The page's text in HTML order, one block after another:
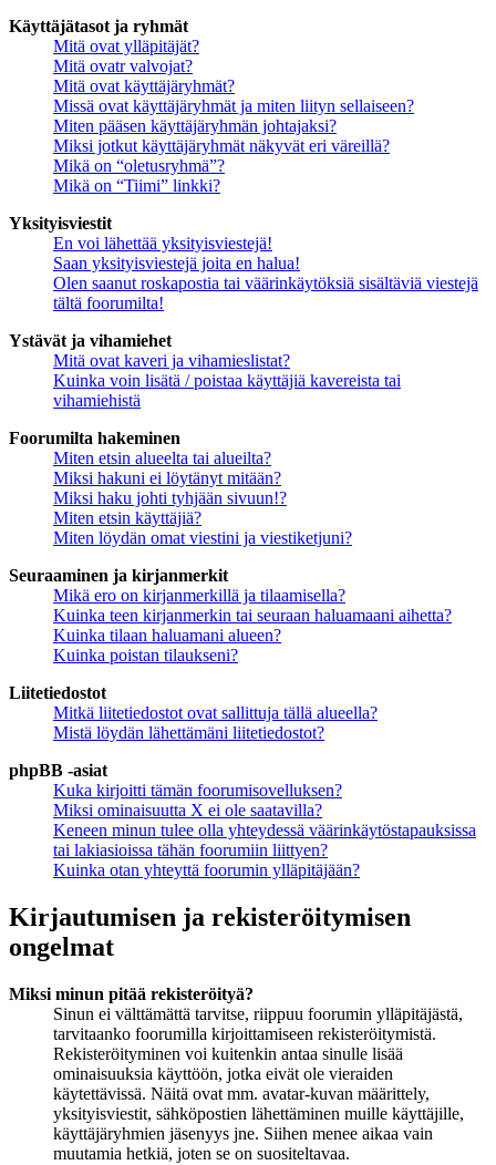
Käyttäjätasot ja ryhmät
Mitä ovat ylläpitäjät?
Mitä ovatr valvojat?
Mitä ovat käyttäjäryhmät?
Missä ovat käyttäjäryhmät ja miten liityn sellaiseen?
Miten pääsen käyttäjäryhmän johtajaksi?
Miksi jotkut käyttäjäryhmät näkyvät eri väreillä?
Mikä on “oletusryhmä”?
Mikä on “Tiimi” linkki?
Yksityisviestit
En voi lähettää yksityisviestejä!
Saan yksityisviestejä joita en halua!
Olen saanut roskapostia tai väärinkäytöksiä sisältäviä viestejä
tältä foorumilta!
Ystävät ja vihamiehet
Mitä ovat kaveri ja vihamieslistat?
Kuinka voin lisätä / poistaa käyttäjiä kavereista tai
vihamiehistä
Foorumilta hakeminen
Miten etsin alueelta tai alueilta?
Miksi hakuni ei löytänyt mitään?
Miksi haku johti tyhjään sivuun!?
Miten etsin käyttäjiä?
Miten löydän omat viestini ja viestiketjuni?
Seuraaminen ja kirjanmerkit
Mikä ero on kirjanmerkillä ja tilaamisella?
Kuinka teen kirjanmerkin tai seuraan haluamaani aihetta?
Kuinka tilaan haluamani alueen?
Kuinka poistan tilaukseni?
Liitetiedostot
Mitkä liitetiedostot ovat sallittuja tällä alueella?
Mistä löydän lähettämäni liitetiedostot?
phpBB -asiat
Kuka kirjoitti tämän foorumisovelluksen?
Miksi ominaisuutta X ei ole saatavilla?
Keneen minun tulee olla yhteydessä väärinkäytöstapauksissa
tai lakiasioissa tähän foorumiin liittyen?
Kuinka otan yhteyttä foorumin ylläpitäjään?
Kirjautumisen ja rekisteröitymisen
ongelmat
Miksi minun pitää rekisteröityä?
Sinun ei välttämättä tarvitse, riippuu foorumin ylläpitäjästä,
tarvitaanko foorumilla kirjoittamiseen rekisteröitymistä.
Rekisteröityminen voi kuitenkin antaa sinulle lisää
ominaisuuksia käyttöön, jotka eivät ole vieraiden
käytettävissä. Näitä ovat mm. avatar-kuvan määrittely,
yksityisviestit, sähköpostien lähettäminen muille käyttäjille,
käyttäjäryhmien jäsenyys jne. Siihen menee aikaa vain
muutamia hetkiä, joten se on suositeltavaa.